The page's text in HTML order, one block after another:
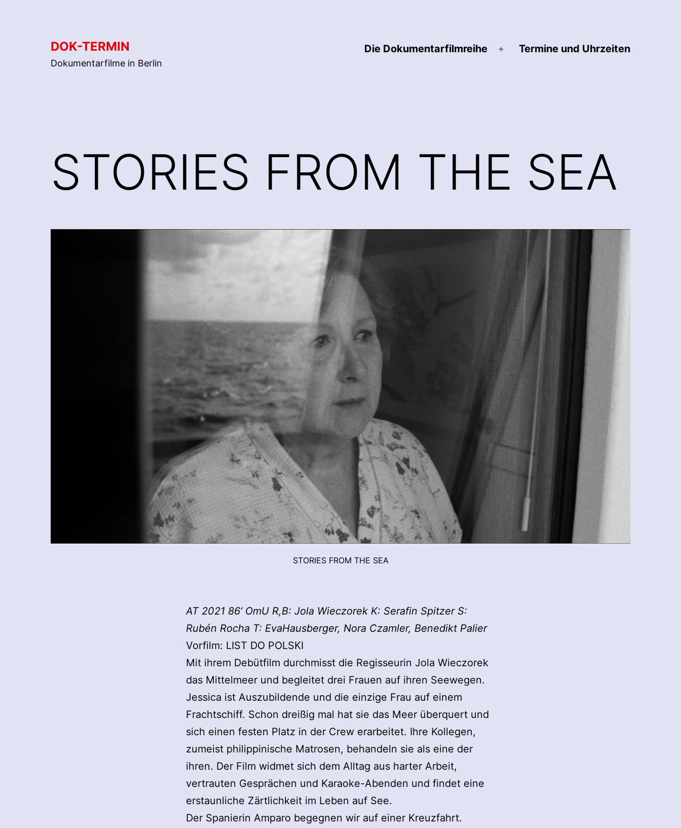
DOK-TERMIN
Dokumentarfilme in Berlin
Die Dokumentarfilmreihe
Menü
Termine und Uhrzeiten
STORIES FROM THE SEA
STORIES FROM THE SEA
AT 2021 86‘ OmU R,B: Jola Wieczorek K: Serafin Spitzer S:
Rubén Rocha T: EvaHausberger, Nora Czamler, Benedikt Palier
Vorfilm: LIST DO POLSKI
Mit ihrem Debütfilm durchmisst die Regisseurin Jola Wieczorek
das Mittelmeer und begleitet drei Frauen auf ihren Seewegen.
Jessica ist Auszubildende und die einzige Frau auf einem
Frachtschiff. Schon dreißig mal hat sie das Meer überquert und
sich einen festen Platz in der Crew erarbeitet. Ihre Kollegen,
zumeist philippinische Matrosen, behandeln sie als eine der
ihren. Der Film widmet sich dem Alltag aus harter Arbeit,
vertrauten Gesprächen und Karaoke-Abenden und findet eine
erstaunliche Zärtlichkeit im Leben auf See.
Der Spanierin Amparo begegnen wir auf einer Kreuzfahrt.